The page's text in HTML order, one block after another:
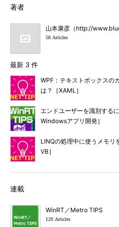
著者
山本康彦（http://
58 Articles
最新 3 件
WPF：テキストボックスの
は？［XAML］
エンドユーザーを識別する
Windowsアプリ開発］
LINQの処理中に使うメモリ
VB］
連載
WinRT／Metro TIPS
120 Articles